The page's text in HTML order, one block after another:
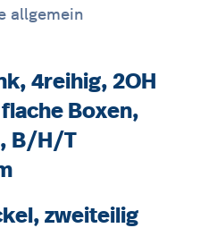
allgemein
4reihig, 2OH
Boxen,
B/H/T
zweiteilig